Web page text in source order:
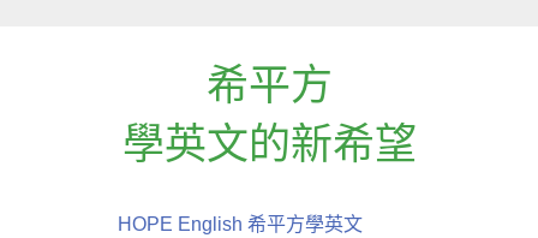
希平方
學英文的新希望
HOPE English 希平方學英文